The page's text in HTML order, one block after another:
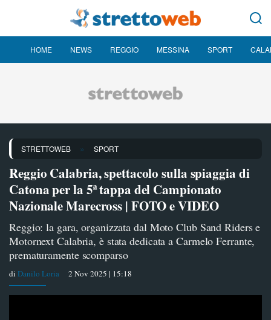
HOME NEWS REGGIO MESSINA SPORT
STRETTOWEB » SPORT
Reggio Calabria, spettacolo sulla spiaggia di
Catona per la 5ª tappa del Campionato
Nazionale Marecross | FOTO e VIDEO
Reggio: la gara, organizzata dal Moto Club Sand Riders e
Motornext Calabria, è stata dedicata a Carmelo Ferrante,
prematuramente scomparso
di Danilo Loria 2 Nov 2025 | 15:18